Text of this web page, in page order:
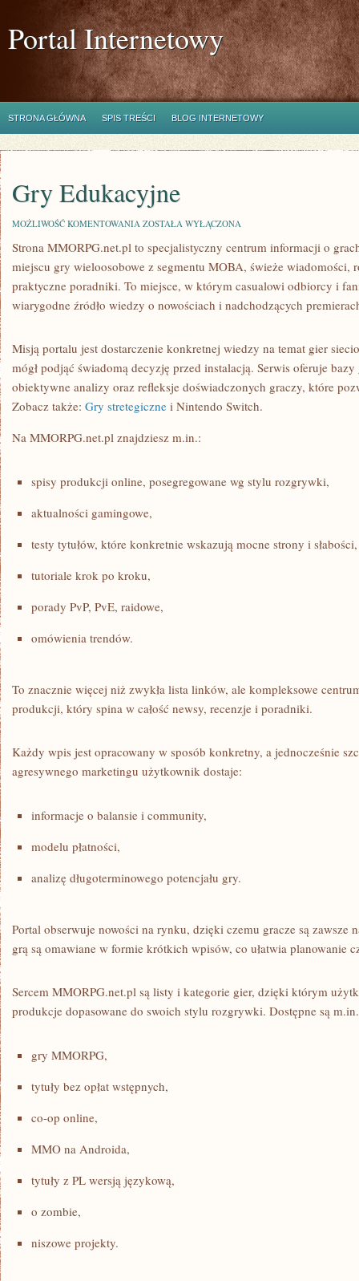
Portal Internetowy
STRONA GŁÓWNA SPIS TREŚCI BLOG INTERNETOWY
Gry Edukacyjne
MOŻLIWOŚĆ KOMENTOWANIA GRY
ZOSTAŁA WYŁĄCZONA
Strona MMORPG.net.pl to specjalistyczny centrum informacji o
miejscu gry wieloosobowe z segmentu MOBA, świeże wiadomości,
praktyczne poradniki. To miejsce, w którym casualowi odbiorcy i
wiarygodne źródło wiedzy o nowościach i nadchodzących
Misją portalu jest dostarczenie konkretnej wiedzy na temat gier
mógł podjąć świadomą decyzję przed instalacją. Serwis oferuje
obiektywne analizy oraz refleksje doświadczonych graczy, które
Zobacz także: Gry stretegiczne i Nintendo Switch.
Na MMORPG.net.pl znajdziesz m.in.:
spisy produkcji online, posegregowane wg stylu rozgrywki,
aktualności gamingowe,
testy tytułów, które konkretnie wskazują mocne strony i słabości,
tutoriale krok po kroku,
porady PvP, PvE, raidowe,
omówienia trendów.
To znacznie więcej niż zwykła lista linków, ale kompleksowe
produkcji, który spina w całość newsy, recenzje i poradniki.
Każdy wpis jest opracowany w sposób konkretny, a jednocześnie
agresywnego marketingu użytkownik dostaje:
informacje o balansie i community,
modelu płatności,
analizę długoterminowego potencjału gry.
Portal obserwuje nowości na rynku, dzięki czemu gracze są zawsze
grą są omawiane w formie krótkich wpisów, co ułatwia planowanie
Sercem MMORPG.net.pl są listy i kategorie gier, dzięki którym
produkcje dopasowane do swoich stylu rozgrywki. Dostępne są
gry MMORPG,
tytuły bez opłat wstępnych,
co-op online,
MMO na Androida,
tytuły z PL wersją językową,
o zombie,
niszowe projekty.